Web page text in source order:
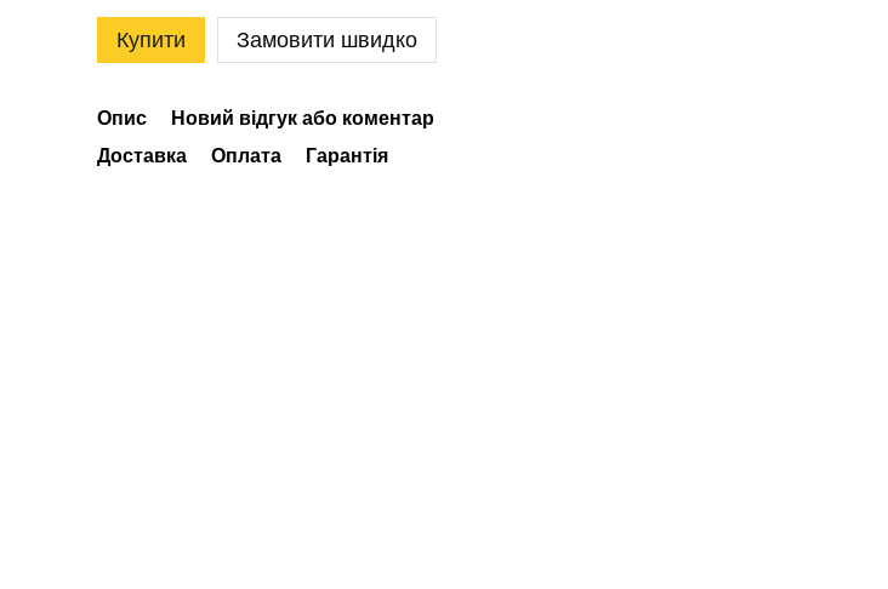
Купити Замовити швидко
Опис
Новий відгук або коментар
Доставка
Оплата Гарантія